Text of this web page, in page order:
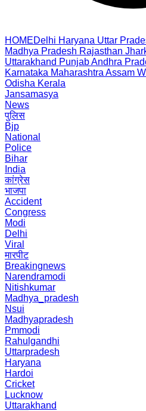
HOMEDelhi Haryana Uttar
Madhya Pradesh Rajasthan
Uttarakhand PunjabAndhra
Karnataka Maharashtra Assam
Odisha Kerala
Jansamasya
News
पुलिस
Bjp
National
Police
Bihar
India
कांग्रेस
भाजपा
Accident
Congress
Modi
Delhi
Viral
मारपीट
Breakingnews
Narendramodi
Nitishkumar
Madhya_pradesh
Nsui
Madhyapradesh
Pmmodi
Rahulgandhi
Uttarpradesh
Haryana
Hardoi
Cricket
Lucknow
Uttarakhand